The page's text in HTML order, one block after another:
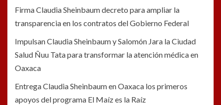
Firma Claudia Sheinbaum decreto para ampliar la
transparencia en los contratos del Gobierno Federal
Impulsan Claudia Sheinbaum y Salomón Jara la Ciudad
Salud Ñuu Tata para transformar la atención médica en
Oaxaca
Entrega Claudia Sheinbaum en Oaxaca los primeros
apoyos del programa El Maíz es la Raíz